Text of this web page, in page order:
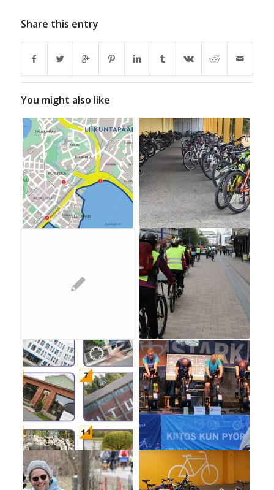
Share this entry
You might also like